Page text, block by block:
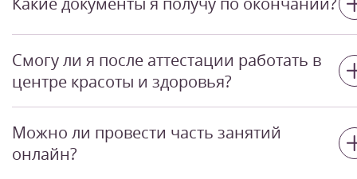
городах России. Выбирайте ближайший от вас
вариант и приступайте к учебе.
Вам выдадут Персональный сертификат.
Смогу ли я после аттестации работать в
центре красоты и здоровья?
Конечно. Полученных компетенций хватит для
трудоустройства и успешного начала карьеры.
Можно ли провести часть занятий
онлайн?